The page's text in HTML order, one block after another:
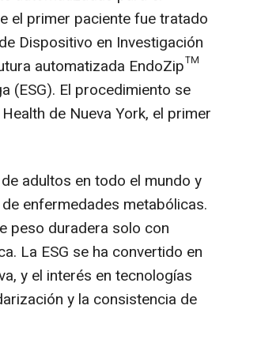
el primer paciente fue tratado
Dispositivo en Investigación
automatizada EndoZip™
(ESG). El procedimiento se
de Nueva York, el primer
adultos en todo el mundo y
enfermedades metabólicas.
peso duradera solo con
La ESG se ha convertido en
y el interés en tecnologías
y la consistencia de